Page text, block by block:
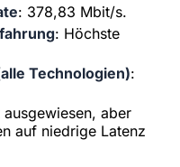
: 378,83 Mbit/s.
: Höchste
Technologien):
aber
auf niedrige Latenz